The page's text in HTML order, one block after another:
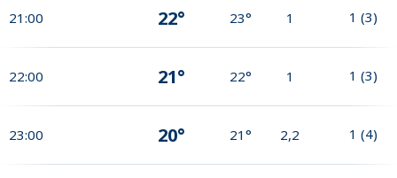
21:00 22° 23° 1 1 (3)
22:00 21° 22° 1 1 (3)
23:00 20° 21° 2,2 1 (4)